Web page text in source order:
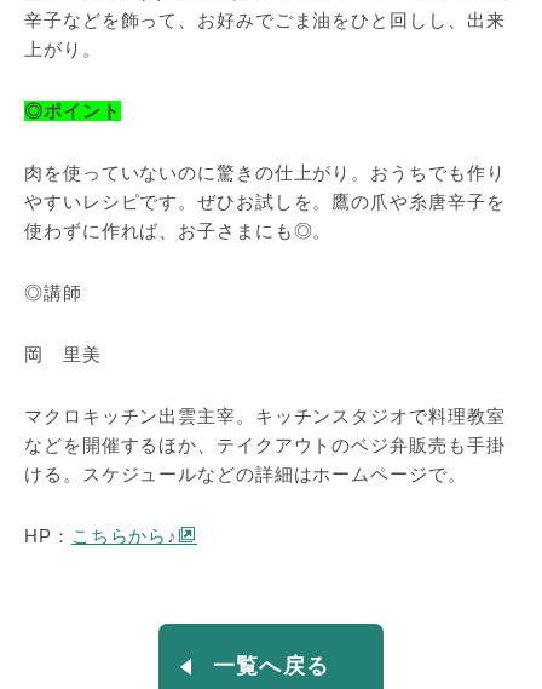
辛子などを飾って、お好みでごま油をひと回しし、出来
上がり。
◎ポイント
肉を使っていないのに驚きの仕上がり。おうちでも作り
やすいレシピです。ぜひお試しを。鷹の爪や糸唐辛子を
使わずに作れば、お子さまにも◎。
◎講師
岡 里美
マクロキッチン出雲主宰。キッチンスタジオで料理教室
などを開催するほか、テイクアウトのベジ弁販売も手掛
ける。スケジュールなどの詳細はホームページで。
HP： こちらから♪
一覧へ戻る